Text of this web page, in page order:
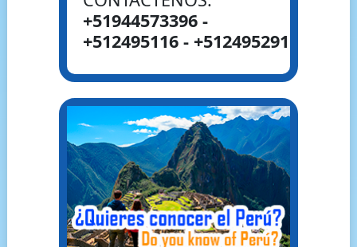
+51944573396 -
+512495116 - +512495291